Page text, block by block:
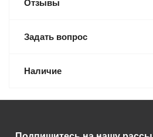
Отзывы
Задать вопрос
Наличие